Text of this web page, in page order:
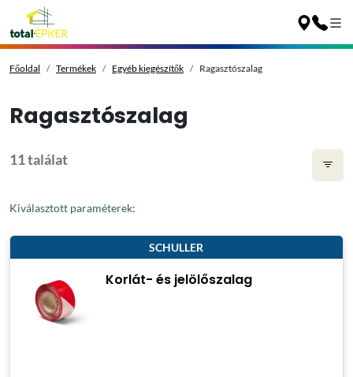
Főoldal Termékek Egyéb kiegészítők Ragasztószalag
Ragasztószalag
11 találat
Kiválasztott paraméterek:
SCHULLER
Korlát- és jelölőszalag